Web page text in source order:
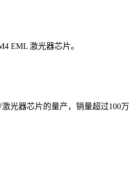
EML 激光器芯片。
光器芯片的量产，销量超过100万